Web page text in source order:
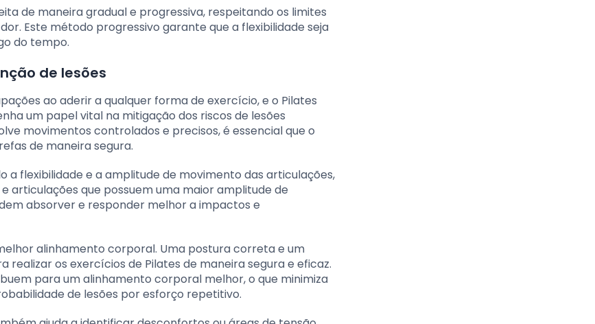
de maneira gradual e progressiva, respeitando os limites
Este método progressivo garante que a flexibilidade seja
do tempo.
de lesões
ao aderir a qualquer forma de exercício, e o Pilates
um papel vital na mitigação dos riscos de lesões
movimentos controlados e precisos, é essencial que o
de maneira segura.
a flexibilidade e a amplitude de movimento das articulações,
articulações que possuem uma maior amplitude de
absorver e responder melhor a impactos e
alinhamento corporal. Uma postura correta e um
os exercícios de Pilates de maneira segura e eficaz.
para um alinhamento corporal melhor, o que minimiza
de lesões por esforço repetitivo.